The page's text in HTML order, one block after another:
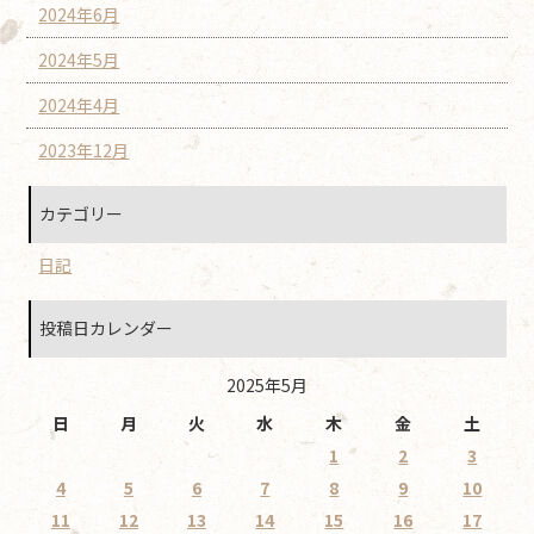
2024年6月
2024年5月
2024年4月
2023年12月
カテゴリー
日記
投稿日カレンダー
2025年5月
日
月 火 水 木 金
土
1
2
3
4
5 6 7 8 9
10
11
12 13 14 15 16 17